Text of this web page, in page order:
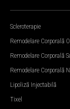
Scleroterapie
Remodelare Corporală
Remodelare Corporală
Remodelare Corporală
Lipoliză Injectabilă
Tixel